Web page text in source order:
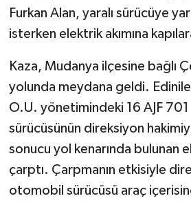
Furkan Alan, yaralı sürücüye
isterken elektrik akımına
Kaza, Mudanya ilçesine bağlı
yolunda meydana geldi.
O.U. yönetimindeki 16 AJF
sürücüsünün direksiyon
sonucu yol kenarında bulunan
çarptı. Çarpmanın etkisiyle
otomobil sürücüsü araç